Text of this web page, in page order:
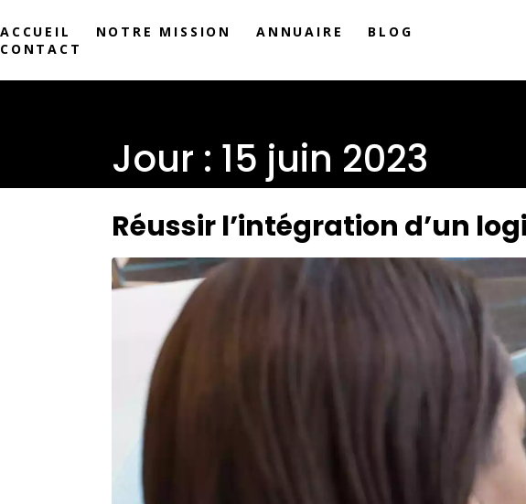
ACCUEIL NOTRE MISSION ANNUAIRE
BLOG
CONTACT
Jour : 15 juin 2023
Réussir l’intégration d’un